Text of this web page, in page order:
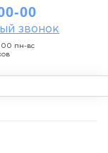
00
звонок
пн-вс